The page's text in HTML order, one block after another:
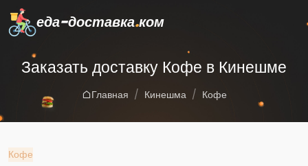
еда-доставка.ком
Заказать доставку Кофе в Кинешме
Главная Кинешма Кофе
Кофе